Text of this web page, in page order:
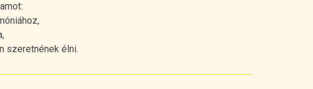
szeretnének élni.